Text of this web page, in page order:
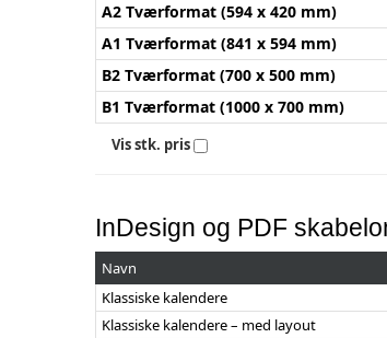
A2 Tværformat (594 x 420 mm)
A1 Tværformat (841 x 594 mm)
B2 Tværformat (700 x 500 mm)
B1 Tværformat (1000 x 700 mm)
Vis stk. pris
InDesign og PDF
Navn
Klassiske kalendere
Klassiske kalendere – med layout